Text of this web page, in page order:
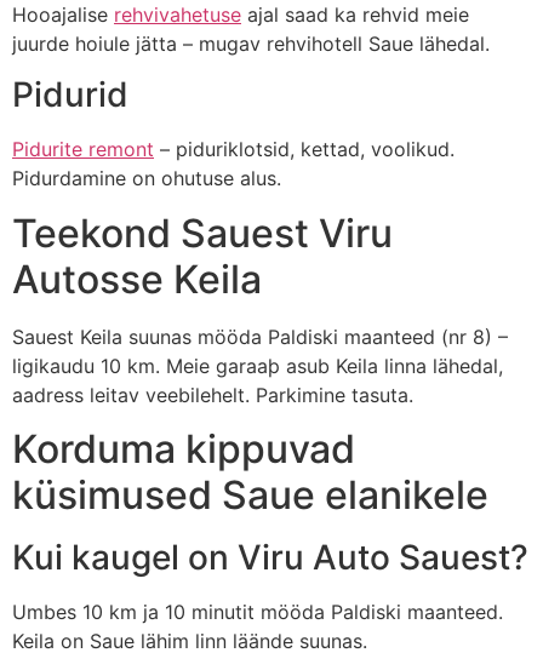
Hooajalise rehvivahetuse ajal saad ka rehvid meie
juurde hoiule jätta – mugav rehvihotell Saue lähedal.
Pidurid
Pidurite remont – piduriklotsid, kettad, voolikud.
Pidurdamine on ohutuse alus.
Teekond Sauest Viru
Autosse Keila
Sauest Keila suunas mööda Paldiski maanteed (nr 8) –
ligikaudu 10 km. Meie garaaþ asub Keila linna lähedal,
aadress leitav veebilehelt. Parkimine tasuta.
Korduma kippuvad
küsimused Saue elanikele
Kui kaugel on Viru Auto Sauest?
Umbes 10 km ja 10 minutit mööda Paldiski maanteed.
Keila on Saue lähim linn läände suunas.